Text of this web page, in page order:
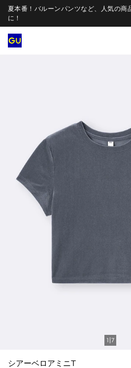
夏本番！バルーンパンツなど、人気の商
に！
1 7
シアーベロアミニT